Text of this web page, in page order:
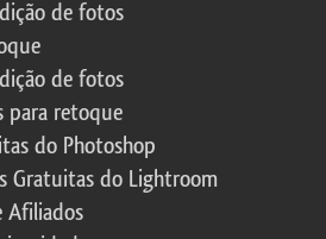
de fotos
de fotos
para retoque
do Photoshop
Gratuitas do Lightroom
Afiliados